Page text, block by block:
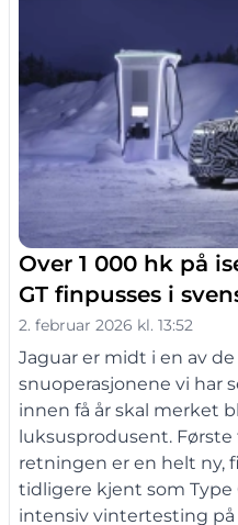
Over 1 000 hk på
GT finpusses i
2. februar 2026 kl. 13:52
Jaguar er midt i en av
snuoperasjonene vi har
innen få år skal merket
luksusprodusent.
retningen er en helt ny,
tidligere kjent som
intensiv vintertesting på